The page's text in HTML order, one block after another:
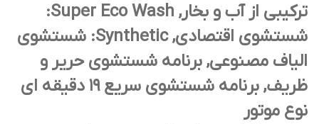
ترکیبی از آب و بخار, Super Eco Wash:
شستشوی اقتصادی, Synthetic: شستشوی
الیاف مصنوعی, برنامه شستشوی حریر و
ظریف, برنامه شستشوی سریع 19 دقیقه ای
نوع موتور